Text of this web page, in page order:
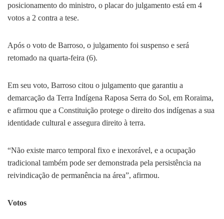
posicionamento do ministro, o placar do julgamento está em 4
votos a 2 contra a tese.
Após o voto de Barroso, o julgamento foi suspenso e será
retomado na quarta-feira (6).
Em seu voto, Barroso citou o julgamento que garantiu a
demarcação da Terra Indígena Raposa Serra do Sol, em Roraima,
e afirmou que a Constituição protege o direito dos indígenas a sua
identidade cultural e assegura direito à terra.
“Não existe marco temporal fixo e inexorável, e a ocupação
tradicional também pode ser demonstrada pela persistência na
reivindicação de permanência na área”, afirmou.
Votos